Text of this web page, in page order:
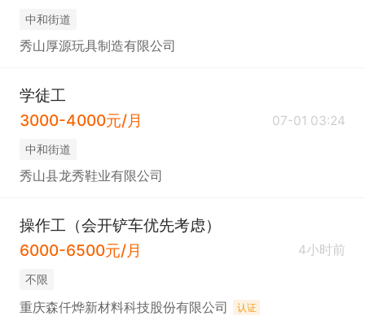
中和街道
秀山厚源玩具制造有限公司
学徒工
3000-4000元/月
07-01 03:24
中和街道
秀山县龙秀鞋业有限公司
操作工（会开铲车优先考虑）
6000-6500元/月
4小时前
不限
重庆森仟烨新材料科技股份有限公司 认证